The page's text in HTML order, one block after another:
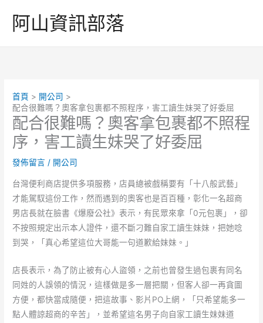
阿山資訊部落
首頁
開公司
配合很難嗎？奧客拿包裹都不照程序，害工讀生妹哭了好委屈
配合很難嗎？奧客拿包裹都不照程
序，害工讀生妹哭了好委屈
發佈留言 / 開公司
台灣便利商店提供多項服務，店員總被戲稱要有「十八般武藝」
才能駕馭這份工作，然而遇到的奧客也是百百種，彰化一名超商
男店長就在臉書《爆廢公社》表示，有民眾來拿「0元包裹」，卻
不按照規定出示本人證件，還不斷刁難自家工讀生妹妹，把她唸
到哭，「真心希望這位大哥能一句道歉給妹妹。」
店長表示，為了防止被有心人盜領，之前也曾發生過包裹有同名
同姓的人誤領的情況，這樣做是多一層把關，但客人卻一再貪圖
方便，都快當成隨便，把這故事、影片PO上網，「只希望能多一
點人體諒超商的辛苦」，並希望這名男子向自家工讀生妹妹道